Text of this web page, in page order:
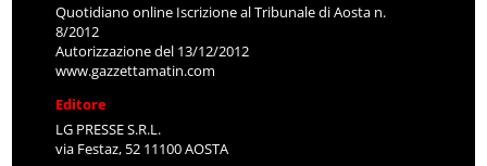
Quotidiano online Iscrizione al Tribunale di Aosta n.
8/2012
Autorizzazione del 13/12/2012
www.gazzettamatin.com
Editore
LG PRESSE S.R.L.
via Festaz, 52 11100 AOSTA